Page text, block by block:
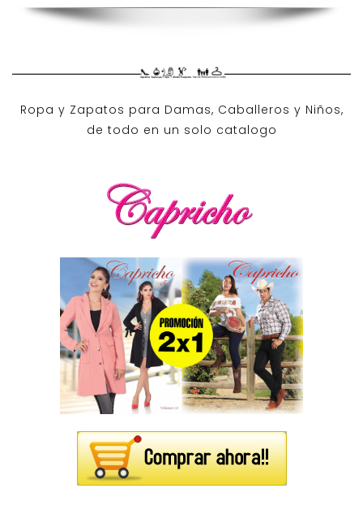
Ropa y Zapatos para Damas, Caballeros y Niños,
de todo en un solo catalogo